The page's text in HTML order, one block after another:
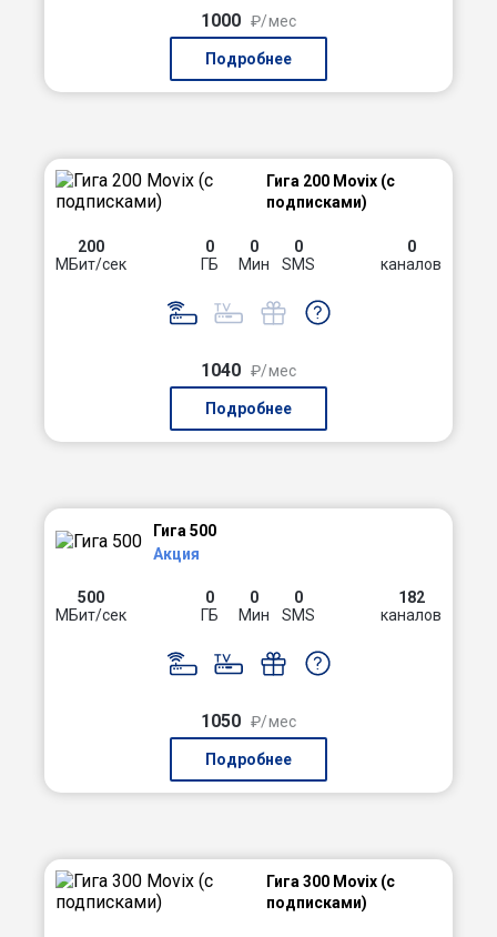
1000 ₽/мес
Подробнее
Гига 200 Movix (с
подписками)
200
МБит/сек
0
ГБ
0
Мин
0
SMS
0
каналов
1040 ₽/мес
Подробнее
Гига 500
Акция
500
МБит/сек
0
ГБ
0
Мин
0
SMS
182
каналов
1050 ₽/мес
Подробнее
Гига 300 Movix (с
подписками)